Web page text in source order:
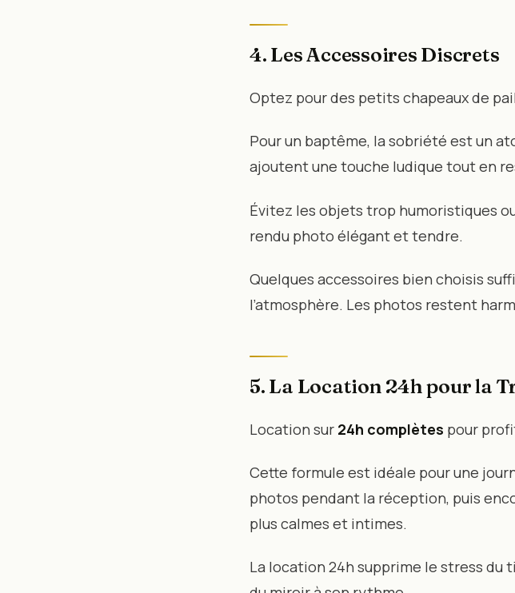
4. Les Accessoires Discrets
Optez pour des petits chapeaux de
Pour un baptême, la sobriété est un
ajoutent une touche ludique tout en
Évitez les objets trop humoristiques
rendu photo élégant et tendre.
Quelques accessoires bien choisis
l’atmosphère. Les photos restent
5. La Location 24h pour la
Location sur 24h complètes pour
Cette formule est idéale pour une
photos pendant la réception, puis
plus calmes et intimes.
La location 24h supprime le stress